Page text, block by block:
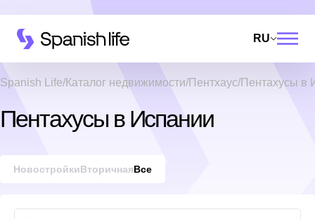
RU
Spanish Life Каталог недвижимости Пентхаус Пентахусы в
Пентахусы в Испании
НовостройкиВторичнаяВсе